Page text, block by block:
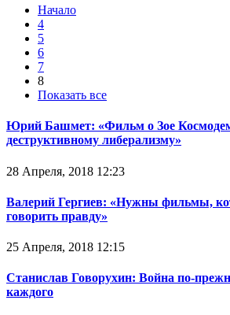
Начало
4
5
6
7
8
Показать все
Юрий Башмет: «Фильм о Зое
деструктивному либерализму»
28 Апреля, 2018 12:23
Валерий Гергиев: «Нужны фильмы,
говорить правду»
25 Апреля, 2018 12:15
Станислав Говорухин: Война по-
каждого